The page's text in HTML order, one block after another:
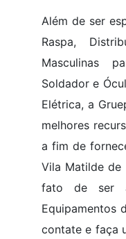
Além de ser
Raspa,
Masculinas
Soldador e
Elétrica, a
melhores
a fim de
Vila Matilde de
fato de ser
Equipamentos
contate e faça